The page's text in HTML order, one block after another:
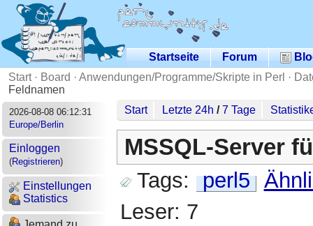
Startseite Forum
Start· Board · Anwendungen/Programme/Skripte in Perl ·
Feldnamen
2026-08-08 06:12:31
Europe/Berlin
Einloggen
(Registrieren)
Einstellungen
Statistics
Start Letzte 24h /7 Tage
MSSQL-Server
Tags: perl5
Leser: 7